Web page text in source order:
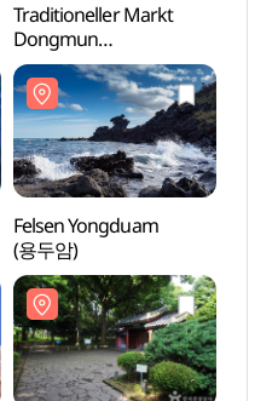
Traditioneller Markt
Dongmun
(동문재래시장)
Felsen Yongduam
(용두암)